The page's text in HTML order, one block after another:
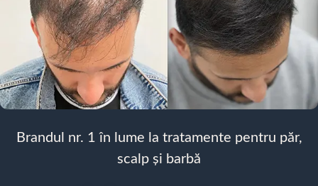
Brandul nr. 1 în lume la tratamente pentru păr,
scalp și barbă